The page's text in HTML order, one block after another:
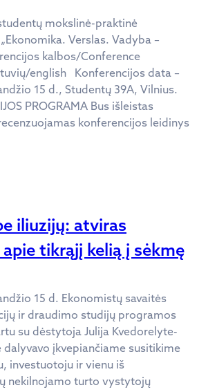
mokslinė-praktinė
Verslas. Vadyba –
kalbos/Conference
english Konferencijos data –
15 d., Studentų 39A, Vilnius.
PROGRAMA Bus išleistas
konferencijos leidinys
iliuzijų: atviras
tikrąjį kelią į sėkmę
15 d. Ekonomistų savaitės
ir draudimo studijų programos
su dėstytoja Julija Kvedorelyte-
dalyvavo įkvepiančiame susitikime
investuotoju ir vienu iš
nekilnojamo turto vystytojų